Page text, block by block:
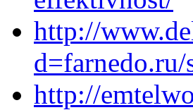
http://
http://